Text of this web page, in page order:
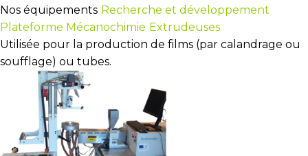
Nos équipements Recherche et développement
Plateforme Mécanochimie Extrudeuses
Utilisée pour la production de films (par calandrage ou
soufflage) ou tubes.